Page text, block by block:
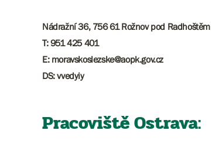
Nádražní 36, 756 61 Rožnov pod Radhoštěm
T: 951 425 401
E: moravskoslezske@aopk.gov.cz
DS: vvedyiy
Pracoviště Ostrava: